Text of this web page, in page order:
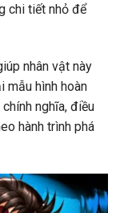
chi tiết nhỏ để
nhân vật này
mẫu hình hoàn
nghĩa, điều
hành trình phá